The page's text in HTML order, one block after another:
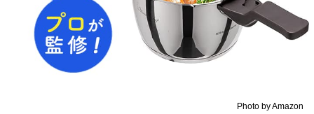
Photo by Amazon